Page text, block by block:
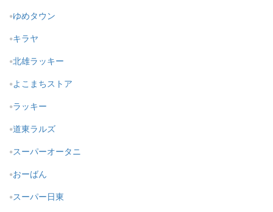
ゆめタウン
キラヤ
北雄ラッキー
よこまちストア
ラッキー
道東ラルズ
スーパーオータニ
おーばん
スーパー日東